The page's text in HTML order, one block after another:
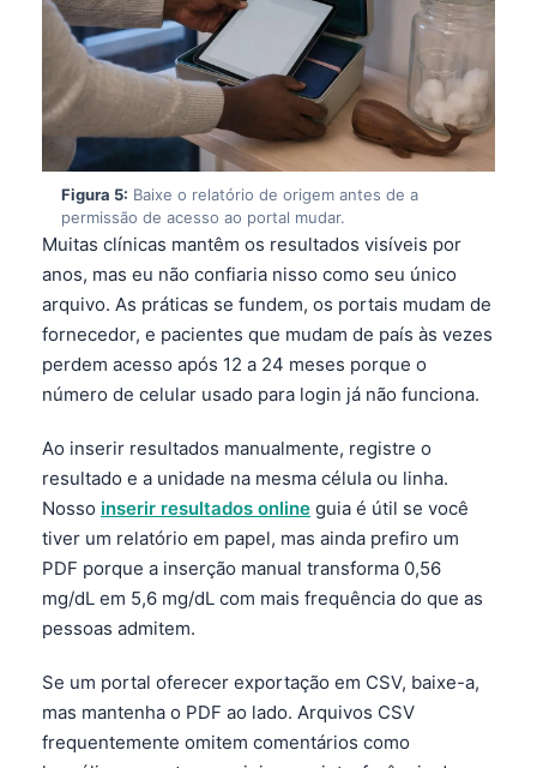
Figura 5: Baixe o relatório de origem antes de a
permissão de acesso ao portal mudar.
Muitas clínicas mantêm os resultados visíveis por
anos, mas eu não confiaria nisso como seu único
arquivo. As práticas se fundem, os portais mudam de
fornecedor, e pacientes que mudam de país às vezes
perdem acesso após 12 a 24 meses porque o
número de celular usado para login já não funciona.
Ao inserir resultados manualmente, registre o
resultado e a unidade na mesma célula ou linha.
Nosso inserir resultados online guia é útil se você
tiver um relatório em papel, mas ainda prefiro um
PDF porque a inserção manual transforma 0,56
mg/dL em 5,6 mg/dL com mais frequência do que as
pessoas admitem.
Se um portal oferecer exportação em CSV, baixe-a,
mas mantenha o PDF ao lado. Arquivos CSV
frequentemente omitem comentários como